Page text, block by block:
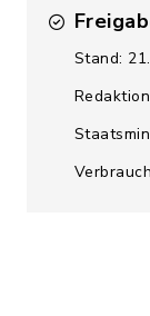
Stand: